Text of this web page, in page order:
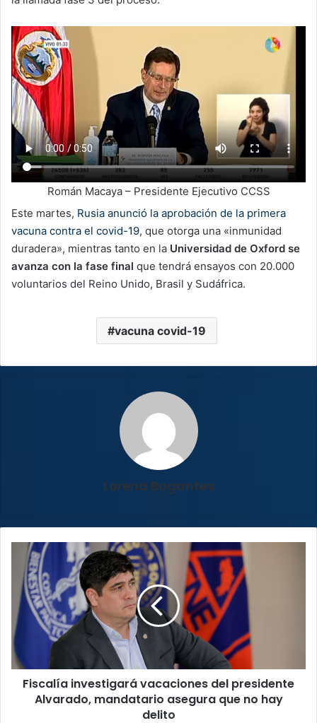
Román Macaya – Presidente Ejecutivo CCSS
Este martes, Rusia anunció la aprobación de la primera
vacuna contra el covid-19, que otorga una «inmunidad
duradera», mientras tanto en la Universidad de Oxford se
avanza con la fase final que tendrá ensayos con 20.000
voluntarios del Reino Unido, Brasil y Sudáfrica.
vacuna covid-19
Lorena Bogantes
Fiscalía
investigará
vacaciones
del
presidente
Alvarado,
mandatario
asegura
que
Fiscalía investigará vacaciones del presidente
Alvarado, mandatario asegura que no hay
delito